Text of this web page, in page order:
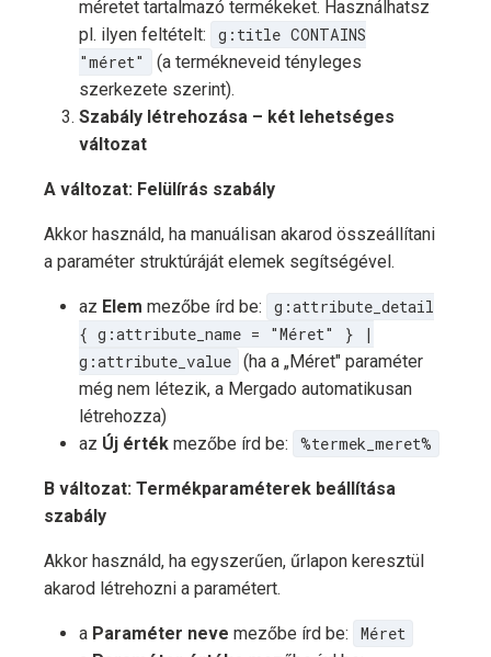
méretet tartalmazó termékeket. Használhatsz
pl. ilyen feltételt:
g:title CONTAINS
"méret"
(a termékneveid tényleges
szerkezete szerint).
Szabály létrehozása – két lehetséges
változat
A változat: Felülírás szabály
Akkor használd, ha manuálisan akarod összeállítani
a paraméter struktúráját elemek segítségével.
az Elem mezőbe írd be:
g:attribute_detail
{ g:attribute_name = "Méret" } |
g:attribute_value (ha a „Méret" paraméter
még nem létezik, a Mergado automatikusan
létrehozza)
az Új érték mezőbe írd be: %termek_meret%
B változat: Termékparaméterek beállítása
szabály
Akkor használd, ha egyszerűen, űrlapon keresztül
akarod létrehozni a paramétert.
a Paraméter neve mezőbe írd be:
Méret